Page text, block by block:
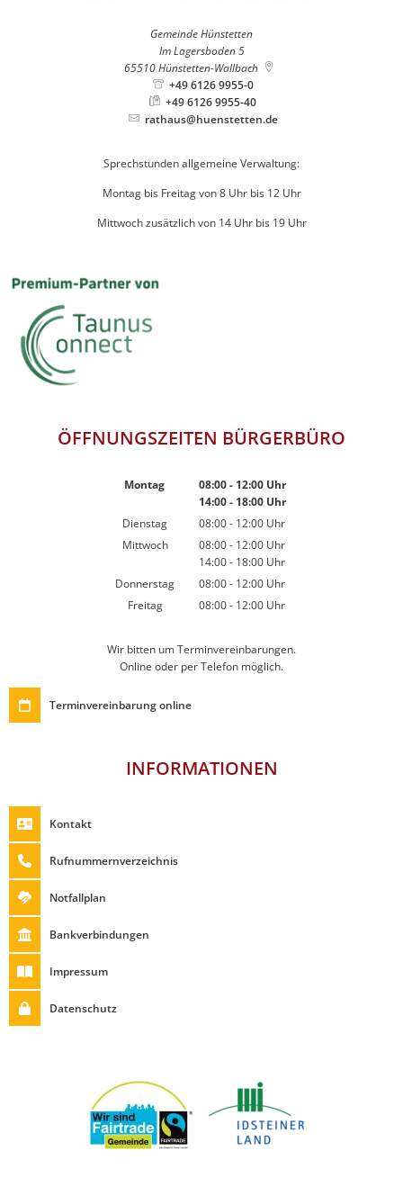
Gemeinde Hünstetten
Im Lagersboden 5
65510 Hünstetten-Wallbach
+49 6126 9955-0
+49 6126 9955-40
rathaus@huenstetten.de
Sprechstunden allgemeine Verwaltung:
Montag bis Freitag von 8 Uhr bis 12 Uhr
Mittwoch zusätzlich von 14 Uhr bis 19 Uhr
ÖFFNUNGSZEITEN BÜRGERBÜRO
Montag 08:00- 12:00Uhr
Von 08:00 bis 12:00 Uhr
14:00- 18:00Uhr
Von 14:00 bis 18:00 Uhr
Dienstag 08:00- 12:00 Uhr
Von 08:00 bis 12:00 Uhr
Mittwoch 08:00- 12:00 Uhr
Von 08:00 bis 12:00 Uhr
14:00- 18:00 Uhr
Von 14:00 bis 18:00 Uhr
Donnerstag 08:00- 12:00 Uhr
Von 08:00 bis 12:00 Uhr
Freitag 08:00- 12:00 Uhr
Wir bitten um Terminvereinbarungen.
Online oder per Telefon möglich.
Terminvereinbarung online
INFORMATIONEN
Kontakt
Rufnummernverzeichnis
Notfallplan
Bankverbindungen
Impressum
Datenschutz